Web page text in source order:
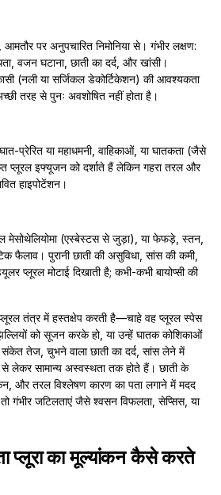
पर अनुपचारित निमोनिया से। गंभीर लक्षण:
वजन घटाना, छाती का दर्द, और खांसी।
(नली या सर्जिकल डेकोर्टिकेशन) की आवश्यकता
तरह से पुनः अवशोषित नहीं होता है।
प्रेरित या महाधमनी, वाहिकाओं, या घातकता (जैसे
प्लूरल इफ्यूजन को दर्शाते हैं लेकिन गहरा तरल और
हाइपोटेंशन।
मेसोथेलियोमा (एस्बेस्टस से जुड़ा), या फेफड़े, स्तन,
फैलाव। पुरानी छाती की असुविधा, सांस की कमी,
प्लूरल मोटाई दिखाती है; कभी-कभी बायोप्सी की
तंत्र में हस्तक्षेप करती है—चाहे वह प्लूरल स्पेस
को सूजन करके हो, या उन्हें घातक कोशिकाओं
तेज, चुभने वाला छाती का दर्द, सांस लेने में
से लेकर सामान्य अस्वस्थता तक होते हैं। छाती के
और तरल विश्लेषण कारण का पता लगाने में मदद
गंभीर जटिलताएं जैसे श्वसन विफलता, सेप्सिस, या
प्लूरा का मूल्यांकन कैसे करते